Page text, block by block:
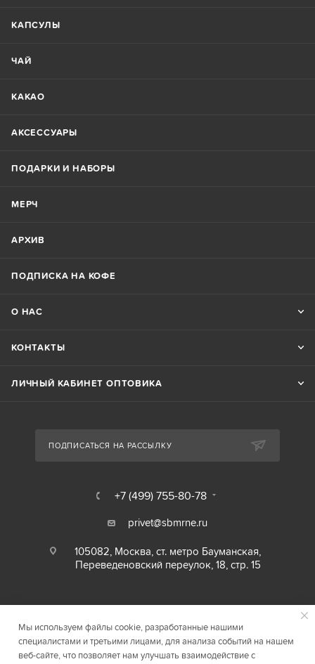
КАПСУЛЫ
ЧАЙ
КАКАО
АКСЕССУАРЫ
ПОДАРКИ И НАБОРЫ
МЕРЧ
АРХИВ
ПОДПИСКА НА КОФЕ
О НАС
КОНТАКТЫ
ЛИЧНЫЙ КАБИНЕТ ОПТОВИКА
ПОДПИСАТЬСЯ НА РАССЫЛКУ
+7 (499) 755-80-78
privet@sbmrne.ru
105082, Москва, ст. метро Бауманская,
Переведеновский переулок, 18, стр. 15
Мы используем файлы cookie, разработанные нашими
специалистами и третьими лицами, для анализа событий на нашем
веб-сайте, что позволяет нам улучшать взаимодействие с